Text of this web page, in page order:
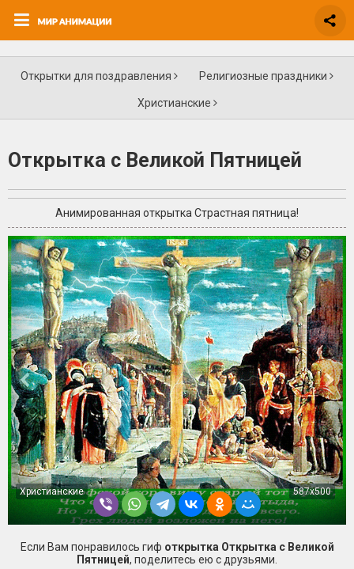
Открытки для поздравления Религиозные праздники
Христианские
Открытка с Великой Пятницей
Анимированная открытка Страстная пятница!
+3
Христианские 587x500
Если Вам понравилось гиф открытка Открытка с Великой
Пятницей, поделитесь ею с друзьями.